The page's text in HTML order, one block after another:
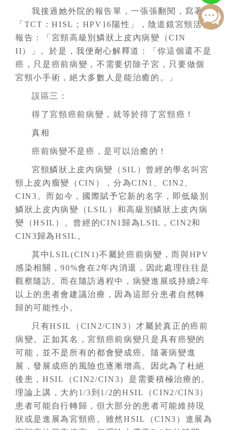
我接過她外院的報告單，一張張翻閱，寫著：
「TCT：HISL；HPV16陽性」，陰道鏡宮頸活檢
報告：「宮頸高級別鱗狀上皮內病變（CIN
II）」。於是，我便耐心解釋道：「你這個還不是
癌，只是癌前病變，不需要切除子宮，只要做個
宮頸小手術，絕大多數人是能治癒的。」
誤區三：
得了宮頸癌前病變，就等於得了宮頸癌！
真相
癌前病變不是癌，是可以治癒的！
宮頸鱗狀上皮內病變（SIL）曾經的學名叫宮
頸上皮內瘤變（CIN），分為CIN1、CIN2、
CIN3。而如今，國際賦予它新的名字，即低級別
鱗狀上皮內病變（LSIL）和高級別鱗狀上皮內病
變（HSIL）。曾經的CIN1歸為LSIL，CIN2和
CIN3歸為HSIL。
其中LSIL(CIN1)不屬於癌前病變，而與HPV
感染相關，90%會在2年內消退，因此處理往往是
觀察隨訪。而在隨訪過程中，病變進展或持續2年
以上的患者會建議治療，因為這部分患者自然轉
歸的可能性小。
只有HSIL（CIN2/CIN3）才屬於真正的癌前
病變。正如其名，宮頸癌前病變只是具有癌變的
可能，並不是所有的都會變成癌。隨著病變進
展，發展成癌的風險也逐漸增高。因此為了杜絕
後患，HSIL（CIN2/CIN3）是需要積極治療的。
理論上講，大約1/3到1/2的HSIL（CIN2/CIN3）
患者可能自行轉歸，但大部分的患者可能維持現
狀或是進展為宮頸癌。雖然HSIL（CIN3）進展為